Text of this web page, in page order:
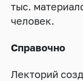
тыс.
человек.
Справочно
Лекторий